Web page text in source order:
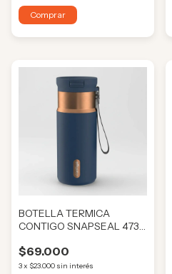
Comprar
BOTELLA TERMICA
CONTIGO SNAPSEAL 473
$69.000
3x $23.000 sin interés